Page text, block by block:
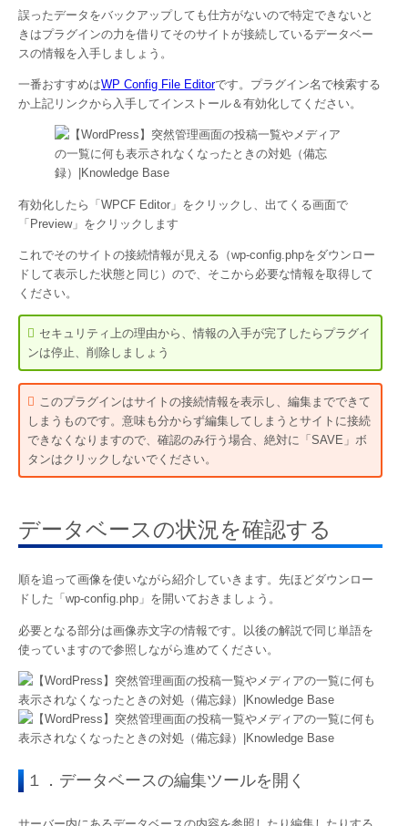
誤ったデータをバックアップしても仕方がないので特定できないと
きはプラグインの力を借りてそのサイトが接続しているデータベー
スの情報を入手しましょう。
一番おすすめはWP Config File Editorです。プラグイン名で検索する
か上記リンクから入手してインストール＆有効化してください。
有効化したら「WPCF Editor」をクリックし、出てくる画面で
「Preview」をクリックします
これでそのサイトの接続情報が見える（wp-config.phpをダウンロー
ドして表示した状態と同じ）ので、そこから必要な情報を取得して
ください。
セキュリティ上の理由から、情報の入手が完了したらプラグイ
ンは停止、削除しましょう
このプラグインはサイトの接続情報を表示し、編集までできて
しまうものです。意味も分からず編集してしまうとサイトに接続
できなくなりますので、確認のみ行う場合、絶対に「SAVE」ボ
タンはクリックしないでください。
データベースの状況を確認する
順を追って画像を使いながら紹介していきます。先ほどダウンロー
ドした「wp-config.php」を開いておきましょう。
必要となる部分は画像赤文字の情報です。以後の解説で同じ単語を
使っていますので参照しながら進めてください。
１．データベースの編集ツールを開く